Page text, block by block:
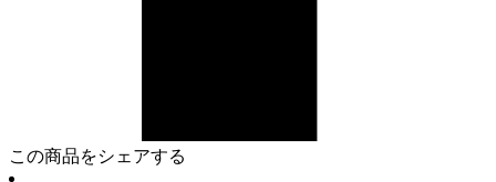
この商品をシェアする